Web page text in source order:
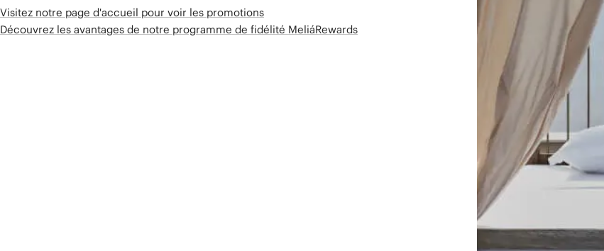
Visitez notre page d'accueil pour voir les promotions
Découvrez les avantages de notre programme de fidélité MeliáRewards